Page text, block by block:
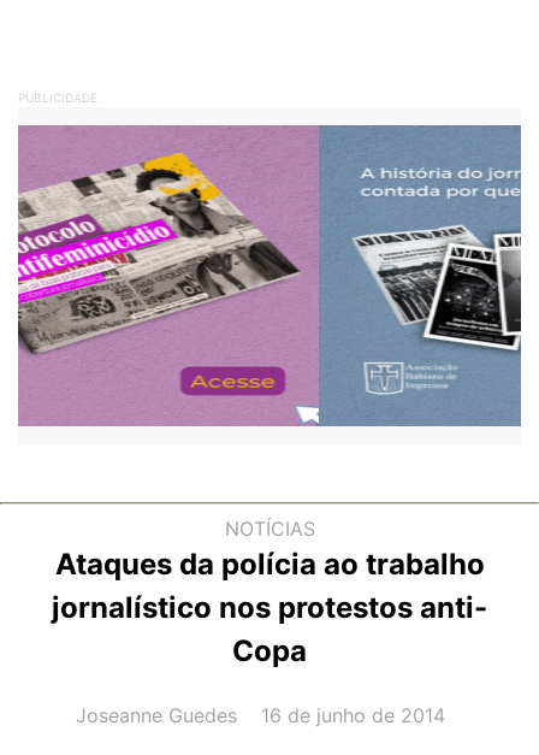
PUBLICIDADE
NOTÍCIAS
Ataques da polícia ao trabalho
jornalístico nos protestos anti-
Copa
AUTOR(A):
Joseanne Guedes DATA:
16 de junho de 2014